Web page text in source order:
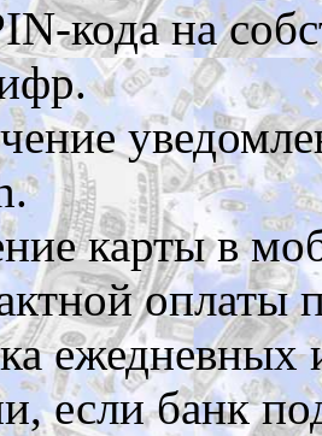
кода на
карты в
оплаты
если банк